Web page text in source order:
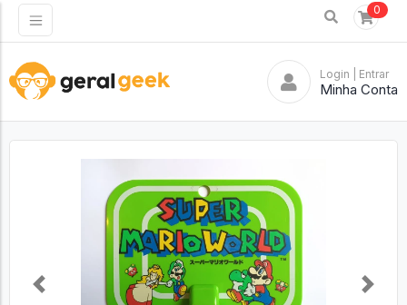
0
Login | Entrar
Minha Conta
Previous Next